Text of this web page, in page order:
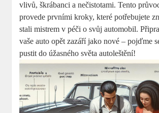
vlivů, škrábanci a nečistotami. Tento
provede prvními kroky, které potřebujete
stali mistrem v péči o svůj automobil.
vaše auto opět zazáří jako nové – pojďme
pustit do úžasného světa autoleštění!